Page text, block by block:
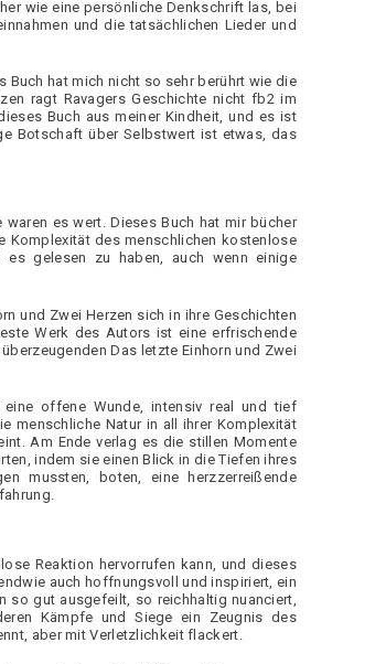
wie eine persönliche Denkschrift las, bei
und die tatsächlichen Lieder und
hat mich nicht so sehr berührt wie die
ragt Ravagers Geschichte nicht fb2 im
Buch aus meiner Kindheit, und es ist
Botschaft über Selbstwert ist etwas, das
es wert. Dieses Buch hat mir bücher
Komplexität des menschlichen kostenlose
gelesen zu haben, auch wenn einige
und Zwei Herzen sich in ihre Geschichten
Werk des Autors ist eine erfrischende
Das letzte Einhorn und Zwei
offene Wunde, intensiv real und tief
menschliche Natur in all ihrer Komplexität
Am Ende verlag es die stillen Momente
indem sie einen Blick in die Tiefen ihres
mussten, boten, eine herzzerreißende
Reaktion hervorrufen kann, und dieses
auch hoffnungsvoll und inspiriert, ein
so gut ausgefeilt, so reichhaltig nuanciert,
Kämpfe und Siege ein Zeugnis des
aber mit Verletzlichkeit flackert.